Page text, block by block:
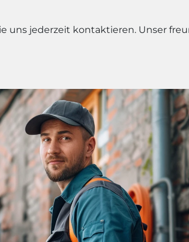
uns jederzeit kontaktieren. Unser